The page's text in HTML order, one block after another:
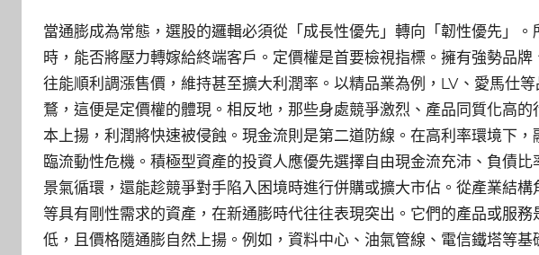
當通膨成為常態，選股的邏輯必須從「成長性優先」轉向「韌性優先」
時，能否將壓力轉嫁給終端客戶。定價權是首要檢視指標。擁有強勢品
往能順利調漲售價，維持甚至擴大利潤率。以精品業為例，LV、愛馬仕
鶩，這便是定價權的體現。相反地，那些身處競爭激烈、產品同質化高
本上揚，利潤將快速被侵蝕。現金流則是第二道防線。在高利率環境下
臨流動性危機。積極型資產的投資人應優先選擇自由現金流充沛、負債
景氣循環，還能趁競爭對手陷入困境時進行併購或擴大市佔。從產業結
等具有剛性需求的資產，在新通膨時代往往表現突出。它們的產品或服
低，且價格隨通膨自然上揚。例如，資料中心、油氣管線、電信鐵塔等